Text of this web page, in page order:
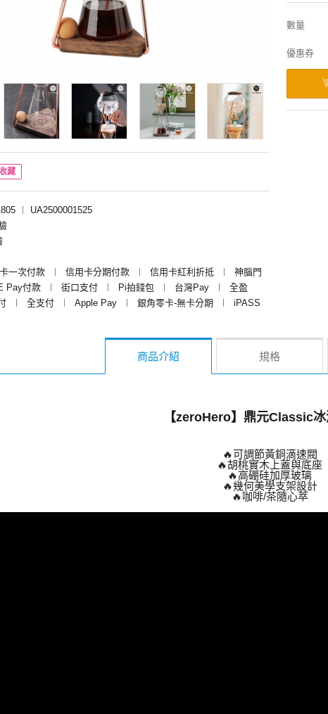
藏
︱
UA2500001525
一次付款
︱ 信用卡分期付款 ︱ 信用卡紅利折抵 ︱
神腦門
Pay付款 ︱ 街口支付 ︱ Pi拍錢包 ︱ 台灣Pay ︱
全盈
︱ 全支付 ︱ Apple Pay ︱ 銀角零卡-無卡分期 ︱
iPASS
數量
優惠券
商品介紹 規格
【zeroHero】鼎元Classic
🔥可調節黃銅滴速閥
🔥胡桃實木上蓋與底座
🔥高硼硅加厚玻璃
🔥幾何美學支架設計
🔥咖啡/茶隨心萃